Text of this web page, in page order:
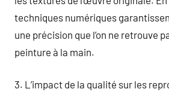
techniques numériques
une précision que l’on ne retrouve
peinture à la main.
3. L’impact de la qualité sur les